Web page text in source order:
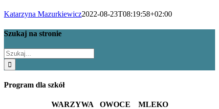
Katarzyna Mazurkiewicz2022-08-23T08:19:58+02:00
Szukaj na stronie
Szukaj
Program dla szkół
WARZYWA OWOCE MLEKO